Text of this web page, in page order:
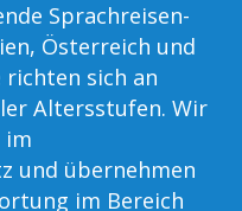
Sprachreisen-
Österreich und
richten sich an
Altersstufen. Wir
im
und übernehmen
im Bereich